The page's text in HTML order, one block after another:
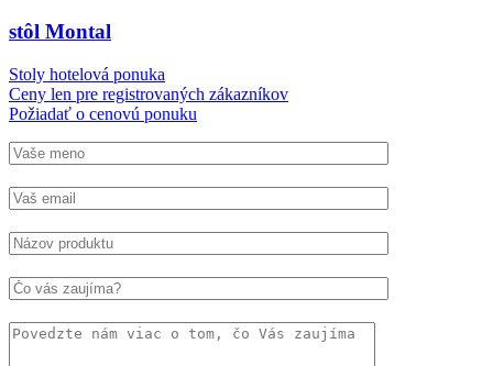
stôl Montal
Stoly hotelová ponuka
Ceny len pre registrovaných zákazníkov
Požiadať o cenovú ponuku